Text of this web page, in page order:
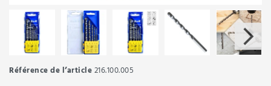
Référence de l’article216.100.005